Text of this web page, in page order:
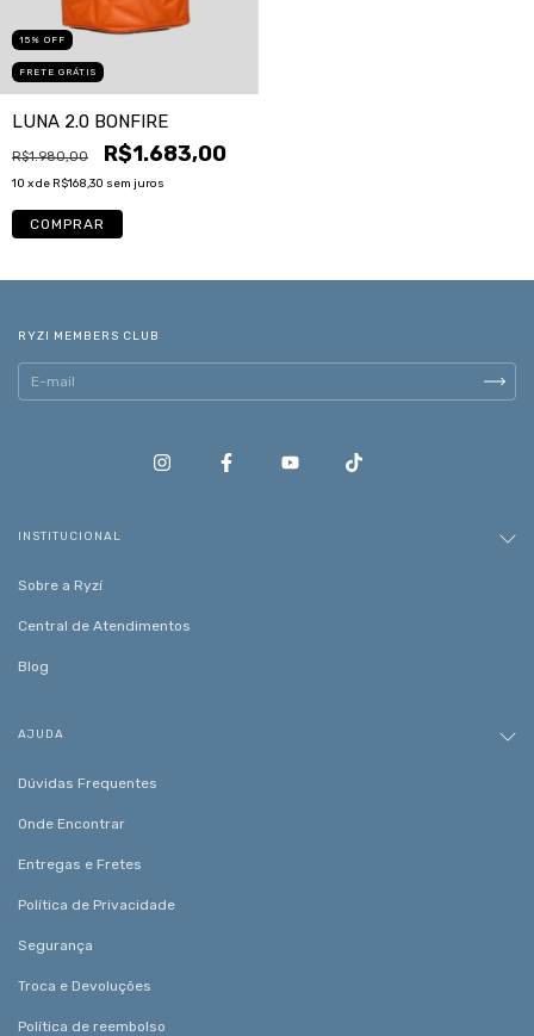
15 % OFF
FRETE GRÁTIS
LUNA 2.0 BONFIRE
R$1.980,00 R$1.683,00
10 x de R$168,30 sem juros
COMPRAR
RYZI MEMBERS CLUB
INSTITUCIONAL
Sobre a Ryzí
Central de Atendimentos
Blog
AJUDA
Dúvidas Frequentes
Onde Encontrar
Entregas e Fretes
Política de Privacidade
Segurança
Troca e Devoluções
Política de reembolso